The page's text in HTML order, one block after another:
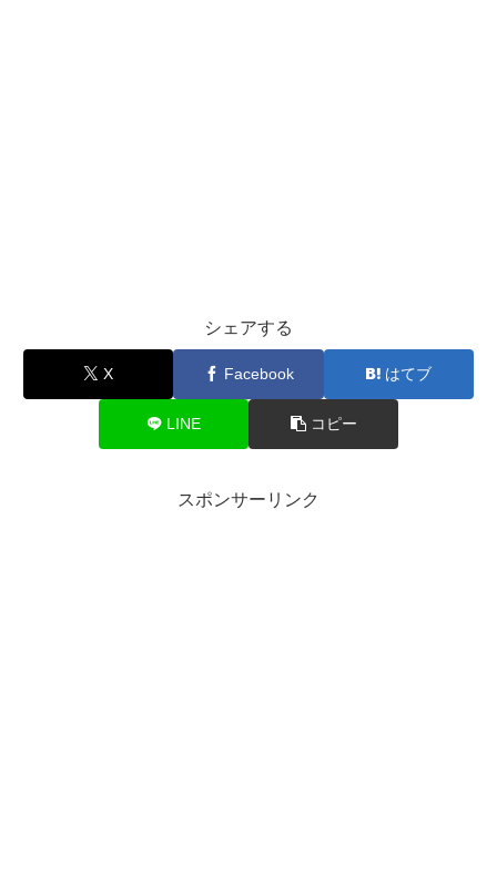
シェアする
X Facebook はてブ
LINE コピー
スポンサーリンク